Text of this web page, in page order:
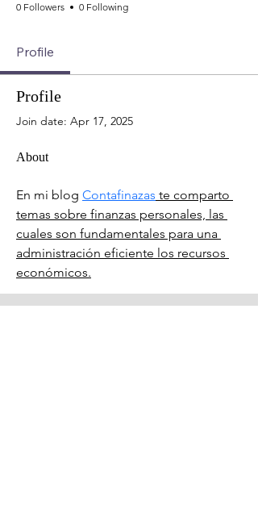
0 Followers 0 Following
Profile
Profile
Join date: Apr 17, 2025
About
En mi blog Contafinazas te comparto
temas sobre finanzas personales, las
cuales son fundamentales para una
administración eficiente los recursos
económicos.